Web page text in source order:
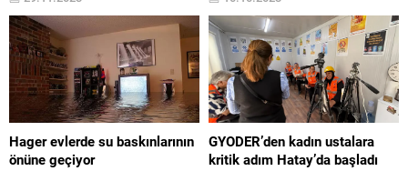
fırın üreticisi Keramischer
OFENBAU’nın çoğunluk hissesini
satın aldı. Bu satın alma ile
seramik sağlık gereçleri üretimi
için dünyanın ilk elektrikli tünel
fırınını da başarıyla devreye alan
Roca Grup, bu alanda üretim
tesisine sahip dünyadaki ilk...
Ergünkent İnşaat, 10’uncu yılını
Bursa Sheraton Otel’de
düzenlenen görkemli bir davetle
kutladı. Kısa sürede büyük
projelere imza atan ve yurt
dışında da yatırımlar yaparak
Türkiye’yi uluslararası alanda
temsil eden genç ve başarılı iş
adamı Emin...
Hager evlerde su baskınlarının
önüne geçiyor
GYODER’den kadın ustalara
kritik adım Hatay’da başladı